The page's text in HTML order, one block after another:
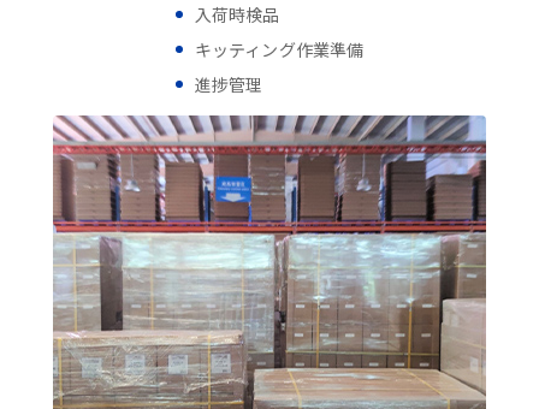
入荷時検品
キッティング作業準備
進捗管理